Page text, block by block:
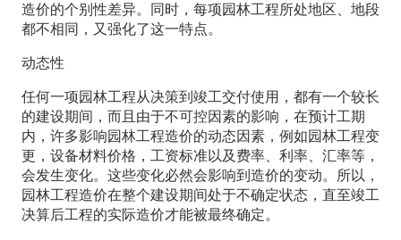
造价的个别性差异。同时，每项园林工程所处地区、地段
都不相同，又强化了这一特点。
动态性
任何一项园林工程从决策到竣工交付使用，都有一个较长
的建设期间，而且由于不可控因素的影响，在预计工期
内，许多影响园林工程造价的动态因素，例如园林工程变
更，设备材料价格，工资标准以及费率、利率、汇率等，
会发生变化。这些变化必然会影响到造价的变动。所以，
园林工程造价在整个建设期间处于不确定状态，直至竣工
决算后工程的实际造价才能被最终确定。